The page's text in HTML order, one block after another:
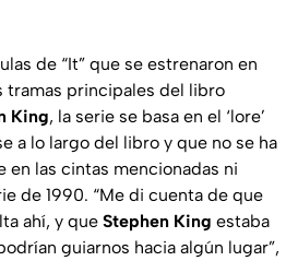
de “It” que se estrenaron en
tramas principales del libro
King, la serie se basa en el ‘lore’
a lo largo del libro y que no se ha
en las cintas mencionadas ni
de 1990. “Me di cuenta de que
ahí, y que Stephen King estaba
guiarnos hacia algún lugar”,